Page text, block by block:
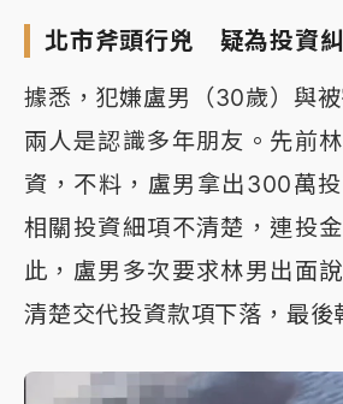
北市斧頭行兇 疑為投資
據悉，犯嫌盧男（30歲）與被
兩人是認識多年朋友。先前
資，不料，盧男拿出300萬
相關投資細項不清楚，連投
此，盧男多次要求林男出面
清楚交代投資款項下落，最後